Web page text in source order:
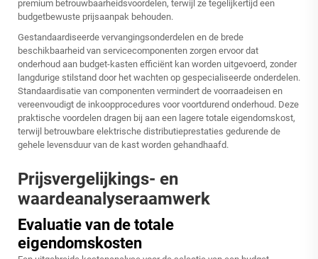
premium betrouwbaarheidsvoordelen, terwijl ze tegelijkertijd een
budgetbewuste prijsaanpak behouden.
Gestandaardiseerde vervangingsonderdelen en de brede
beschikbaarheid van servicecomponenten zorgen ervoor dat
onderhoud aan budget-kasten efficiënt kan worden uitgevoerd, zonder
langdurige stilstand door het wachten op gespecialiseerde onderdelen.
Standaardisatie van componenten vermindert de voorraadeisen en
vereenvoudigt de inkoopprocedures voor voortdurend onderhoud. Deze
praktische voordelen dragen bij aan een lagere totale eigendomskost,
terwijl betrouwbare elektrische distributieprestaties gedurende de
gehele levensduur van de kast worden gehandhaafd.
Prijsvergelijkings- en
waardeanalyseraamwerk
Evaluatie van de totale
eigendomskosten